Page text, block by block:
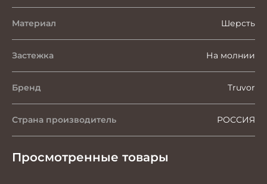
Материал Шерсть
Застежка На молнии
Бренд Truvor
Страна производитель РОССИЯ
Просмотренные товары